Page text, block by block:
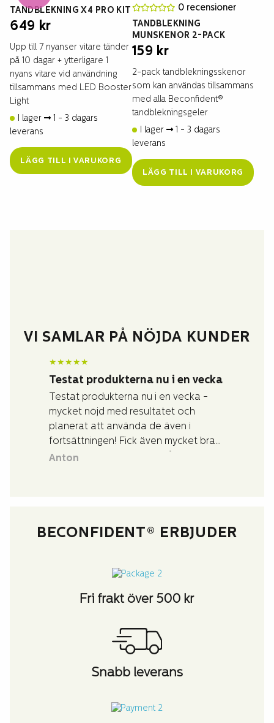
TANDBLEKNING X4 PRO KIT
649 kr
Upp till 7 nyanser vitare tänder
på 10 dagar + ytterligare 1
nyans vitare vid användning
tillsammans med LED Booster
Light
I lager
1 - 3 dagars
leverans
LÄGG TILL I VARUKORG
0 recensioner
TANDBLEKNING
MUNSKENOR 2-PACK
159 kr
2-pack tandblekningsskenor
som kan användas tillsammans
med alla Beconfident®
tandblekningsgeler
I lager
1 - 3 dagars
leverans
LÄGG TILL I VARUKORG
VI SAMLAR PÅ NÖJDA KUNDER
★★★★★
Testat produkterna nu i en vecka
Testat produkterna nu i en vecka -
mycket nöjd med resultatet och
planerat att använda de även i
fortsättningen! Fick även mycket bra
och snabb assistans vid frågor jag
Anton
BECONFIDENT® ERBJUDER
Fri frakt över 500 kr
Snabb leverans